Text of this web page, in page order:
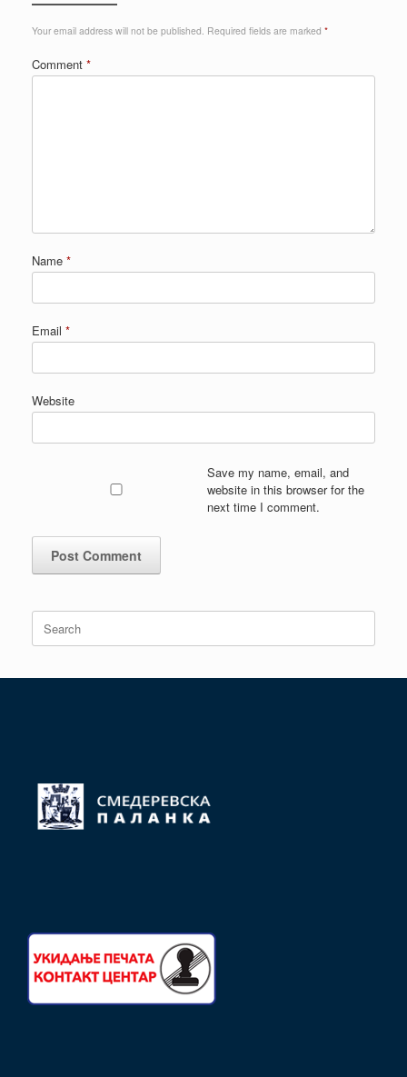
Your email address will not be published. Required fields are marked *
Comment *
Name *
Email *
Website
Save my name, email, and
website in this browser for the
next time I comment.
Search
for: